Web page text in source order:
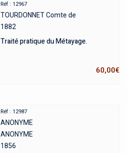
Réf : 12967
TOURDONNET Comte de
1882
Traité pratique du Métayage.
60,00€
Réf : 12987
ANONYME
ANONYME
1856